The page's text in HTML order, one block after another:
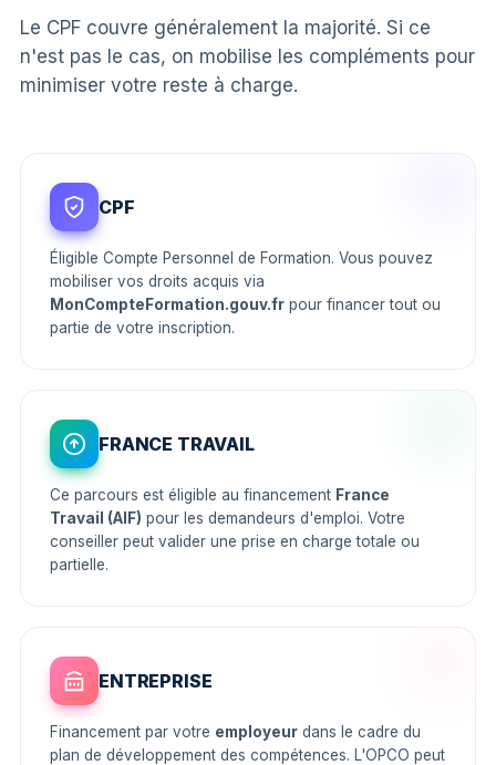
Le CPF couvre généralement la majorité. Si ce
n'est pas le cas, on mobilise les compléments pour
minimiser votre reste à charge.
CPF
Éligible Compte Personnel de Formation. Vous pouvez
mobiliser vos droits acquis via
MonCompteFormation.gouv.fr pour financer tout ou
partie de votre inscription.
FRANCE TRAVAIL
Ce parcours est éligible au financement France
Travail (AIF) pour les demandeurs d'emploi. Votre
conseiller peut valider une prise en charge totale ou
partielle.
ENTREPRISE
Financement par votre employeur dans le cadre du
plan de développement des compétences. L'OPCO peut